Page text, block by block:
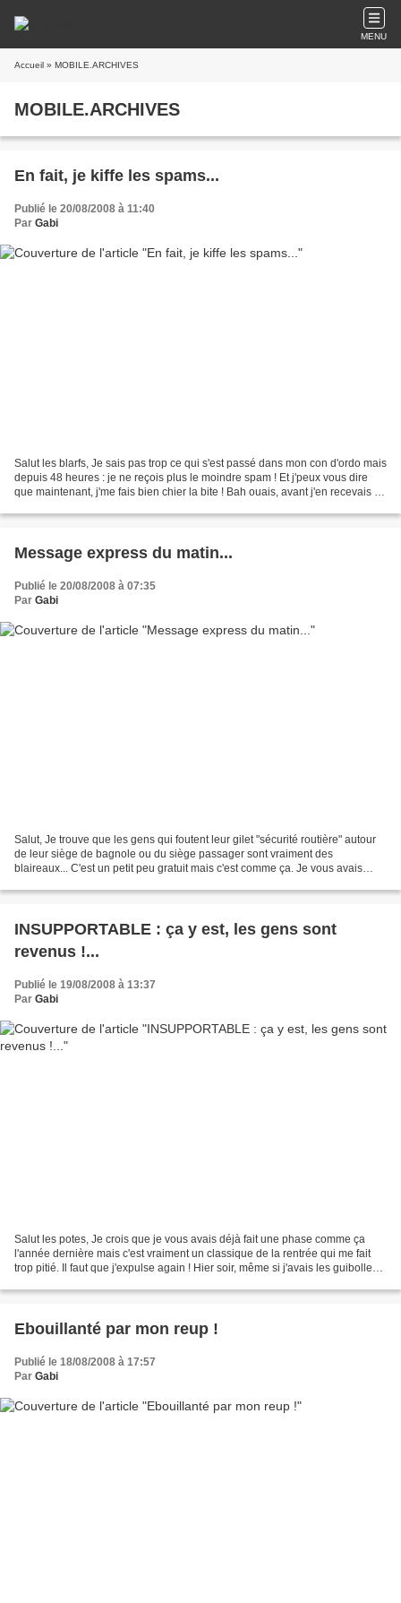
MENU
Accueil » MOBILE.ARCHIVES
MOBILE.ARCHIVES
En fait, je kiffe les spams...
Publié le 20/08/2008 à 11:40
Par Gabi
Salut les blarfs, Je sais pas trop ce qui s'est passé dans mon con d'ordo mais
depuis 48 heures : je ne reçois plus le moindre spam ! Et j'peux vous dire
que maintenant, j'me fais bien chier la bite ! Bah ouais, avant j'en recevais 40
Message express du matin...
Publié le 20/08/2008 à 07:35
Par Gabi
Salut, Je trouve que les gens qui foutent leur gilet "sécurité routière" autour
de leur siège de bagnole ou du siège passager sont vraiment des
blaireaux... C'est un petit peu gratuit mais c'est comme ça. Je vous avais
INSUPPORTABLE : ça y est, les gens sont
revenus !...
Publié le 19/08/2008 à 13:37
Par Gabi
Salut les potes, Je crois que je vous avais déjà fait une phase comme ça
l'année dernière mais c'est vraiment un classique de la rentrée qui me fait
trop pitié. Il faut que j'expulse again ! Hier soir, même si j'avais les guibolles
Ebouillanté par mon reup !
Publié le 18/08/2008 à 17:57
Par Gabi